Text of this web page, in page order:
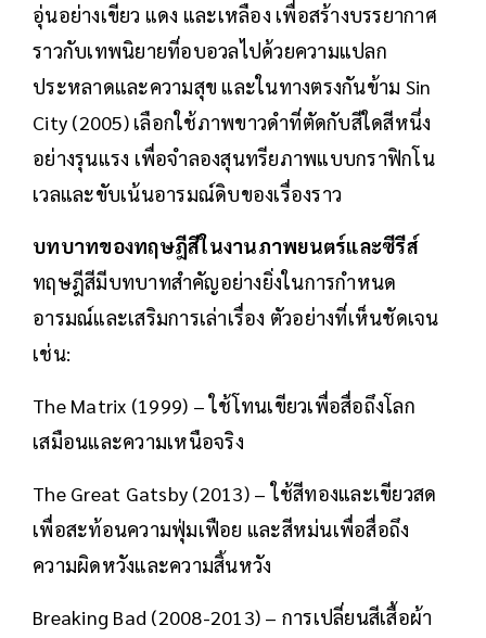
อุ่นอย่างเขียว แดง และเหลือง เพื่อสร้างบรรยากาศ
ราวกับเทพนิยายที่อบอวลไปด้วยความแปลก
ประหลาดและความสุข และในทางตรงกันข้าม Sin
City (2005) เลือกใช้ภาพขาวดำที่ตัดกับสีใดสีหนึ่ง
อย่างรุนแรง เพื่อจำลองสุนทรียภาพแบบกราฟิกโน
เวลและขับเน้นอารมณ์ดิบของเรื่องราว
บทบาทของทฤษฎีสีในงานภาพยนตร์และซีรีส์
ทฤษฎีสีมีบทบาทสำคัญอย่างยิ่งในการกำหนด
อารมณ์และเสริมการเล่าเรื่อง ตัวอย่างที่เห็นชัดเจน
เช่น:
The Matrix (1999) – ใช้โทนเขียวเพื่อสื่อถึงโลก
เสมือนและความเหนือจริง
The Great Gatsby (2013) – ใช้สีทองและเขียวสด
เพื่อสะท้อนความฟุ่มเฟือย และสีหม่นเพื่อสื่อถึง
ความผิดหวังและความสิ้นหวัง
Breaking Bad (2008-2013) – การเปลี่ยนสีเสื้อผ้า